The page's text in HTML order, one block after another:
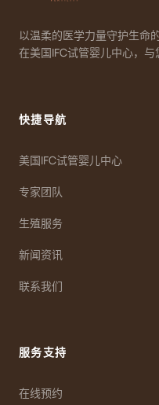
以温柔的医学力量守护生命的
在美国IFC试管婴儿中心，与
快捷导航
美国IFC试管婴儿中心
专家团队
生殖服务
新闻资讯
联系我们
服务支持
在线预约